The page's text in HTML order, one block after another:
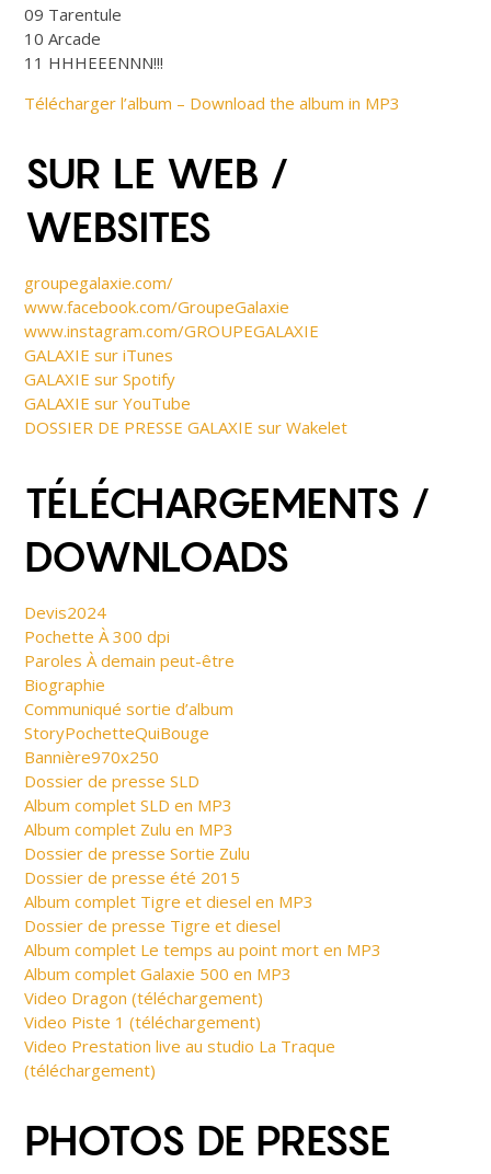
09 Tarentule
10 Arcade
11 HHHEEENNN!!!
Télécharger l’album – Download the album in MP3
SUR LE WEB /
WEBSITES
groupegalaxie.com/
www.facebook.com/GroupeGalaxie
www.instagram.com/GROUPEGALAXIE
GALAXIE sur iTunes
GALAXIE sur Spotify
GALAXIE sur YouTube
DOSSIER DE PRESSE GALAXIE sur Wakelet
TÉLÉCHARGEMENTS /
DOWNLOADS
Devis2024
Pochette À 300 dpi
Paroles À demain peut-être
Biographie
Communiqué sortie d’album
StoryPochetteQuiBouge
Bannière970x250
Dossier de presse SLD
Album complet SLD en MP3
Album complet Zulu en MP3
Dossier de presse Sortie Zulu
Dossier de presse été 2015
Album complet Tigre et diesel en MP3
Dossier de presse Tigre et diesel
Album complet Le temps au point mort en MP3
Album complet Galaxie 500 en MP3
Video Dragon (téléchargement)
Video Piste 1 (téléchargement)
Video Prestation live au studio La Traque
(téléchargement)
PHOTOS DE PRESSE